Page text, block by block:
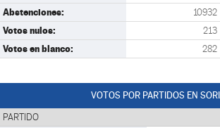
Abstenciones: 10932
Votos nulos: 213
Votos en blanco: 282
VOTOS POR PARTIDOS EN
PARTIDO